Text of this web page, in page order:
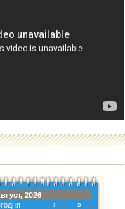
2026
›
»